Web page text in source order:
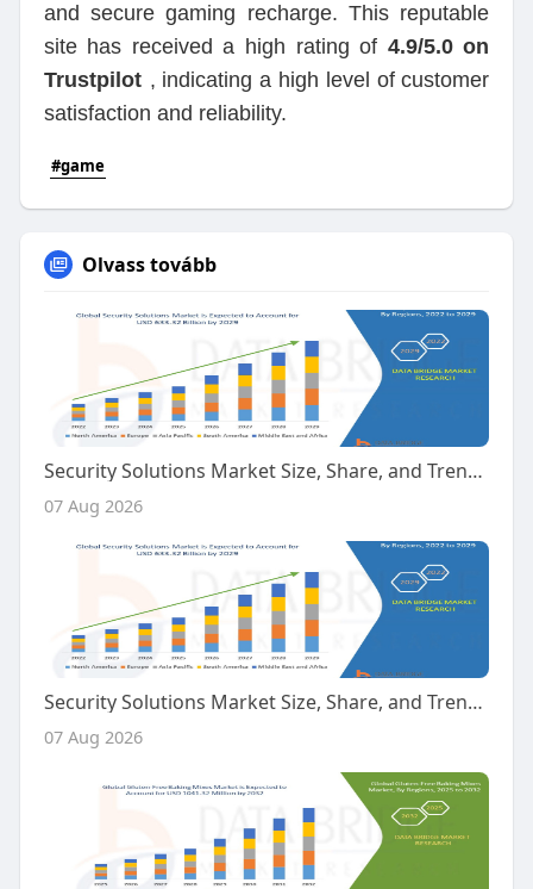
and secure gaming recharge. This reputable
site has received a high rating of 4.9/5.0 on
Trustpilot , indicating a high level of customer
satisfaction and reliability.
#game
Olvass tovább
Security Solutions Market Size, Share, and Trends Analysis Report – Industry Overview and Forecast to 2032
07 Aug 2026
Security Solutions Market Size, Share, and Trends Analysis Report – Industry Overview and Forecast to 2032
07 Aug 2026